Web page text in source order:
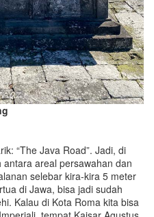
“The Java Road”. Jadi, di
areal persawahan dan
selebar kira-kira 5 meter
di Jawa, bisa jadi sudah
Kalau di Kota Roma kita bisa